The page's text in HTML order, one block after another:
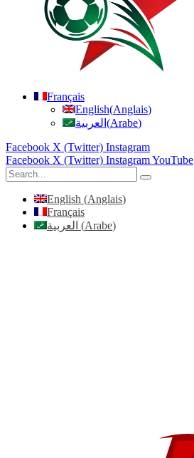
Français
English(Anglais)
العربية (Arabe)
Facebook X (Twitter) Instagram
Facebook X (Twitter) InstagramYouTube
English (Anglais)
Français
العربية (Arabe)